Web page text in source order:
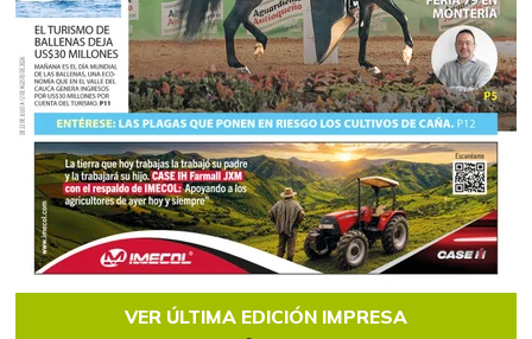
VER ÚLTIMA EDICIÓN IMPRESA